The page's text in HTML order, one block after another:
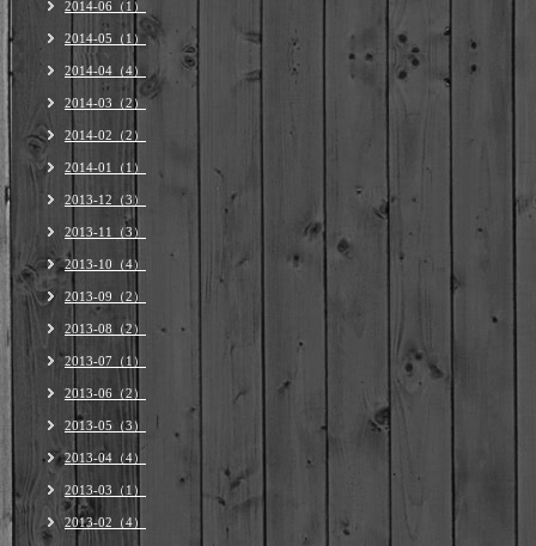
2014-06（1）
2014-05（1）
2014-04（4）
2014-03（2）
2014-02（2）
2014-01（1）
2013-12（3）
2013-11（3）
2013-10（4）
2013-09（2）
2013-08（2）
2013-07（1）
2013-06（2）
2013-05（3）
2013-04（4）
2013-03（1）
2013-02（4）